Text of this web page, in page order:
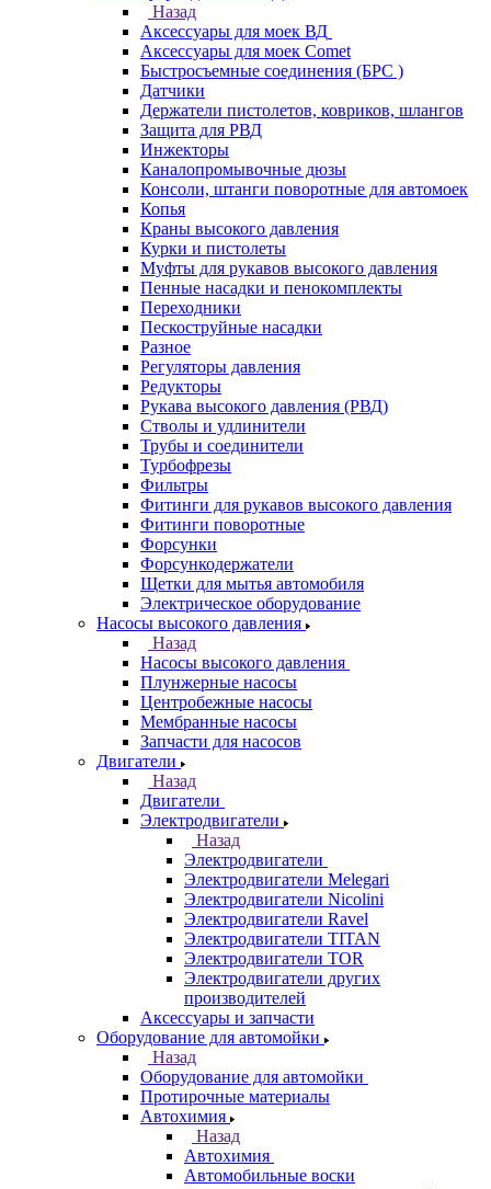
Назад
Аксессуары для моек ВД
Аксессуары для моек Comet
Быстросъемные соединения (БРС )
Датчики
Держатели пистолетов, ковриков, шлангов
Защита для РВД
Инжекторы
Каналопромывочные дюзы
Консоли, штанги поворотные для автомоек
Копья
Краны высокого давления
Курки и пистолеты
Муфты для рукавов высокого давления
Пенные насадки и пенокомплекты
Переходники
Пескоструйные насадки
Разное
Регуляторы давления
Редукторы
Рукава высокого давления (РВД)
Стволы и удлинители
Трубы и соединители
Турбофрезы
Фильтры
Фитинги для рукавов высокого давления
Фитинги поворотные
Форсунки
Форсункодержатели
Щетки для мытья автомобиля
Электрическое оборудование
Насосы высокого давления
Назад
Насосы высокого давления
Плунжерные насосы
Центробежные насосы
Мембранные насосы
Запчасти для насосов
Двигатели
Назад
Двигатели
Электродвигатели
Назад
Электродвигатели
Электродвигатели Melegari
Электродвигатели Nicolini
Электродвигатели Ravel
Электродвигатели TITAN
Электродвигатели TOR
Электродвигатели других
производителей
Аксессуары и запчасти
Оборудование для автомойки
Назад
Оборудование для автомойки
Протирочные материалы
Автохимия
Назад
Автохимия
Автомобильные воски